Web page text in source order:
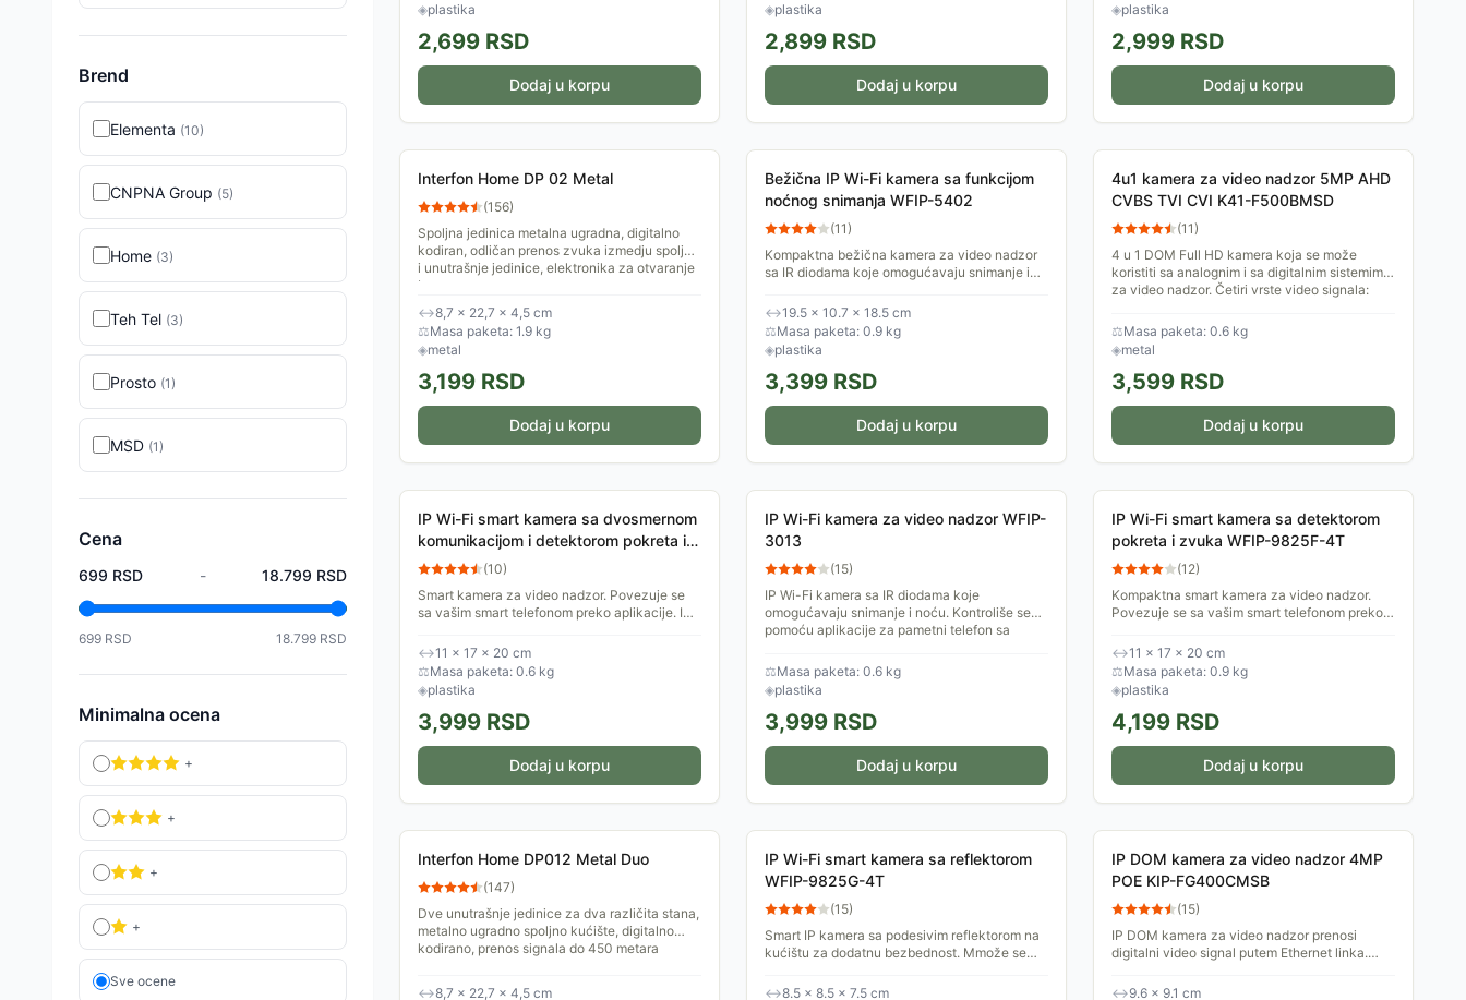
Brend
Elementa (10)
CNPNA Group (5)
Home (3)
Teh Tel (3)
Prosto (1)
MSD (1)
Cena
699 RSD - 18.799 RSD
699 RSD 18.799 RSD
Minimalna ocena
+
+
+
+
Sve ocene
◈plastika
2,699 RSD
Dodaj u korpu
◈plastika
2,899 RSD
Dodaj u korpu
◈plastika
2,999 RSD
Dodaj u korpu
Interfon Home DP 02 Metal
(156)
Spoljna jedinica metalna ugradna, digitalno
kodiran, odličan prenos zvuka izmedju spoljne
i unutrašnje jedinice, elektronika za otvaranje
bez...
↔8,7 × 22,7 × 4,5 cm
⚖Masa paketa: 1.9 kg
◈metal
3,199 RSD
Dodaj u korpu
Bežična IP Wi-Fi kamera sa funkcijom
noćnog snimanja WFIP-5402
(11)
Kompaktna bežična kamera za video nadzor
sa IR diodama koje omogućavaju snimanje i
mikrofonu i zvučniku možete...
↔19.5 × 10.7 × 18.5 cm
⚖Masa paketa: 0.9 kg
◈plastika
3,399 RSD
Dodaj u korpu
4u1 kamera za video nadzor 5MP AHD
CVBS TVI CVI K41-F500BMSD
(11)
4 u 1 DOM Full HD kamera koja se može
koristiti sa analognim i sa digitalnim sistemima
za video nadzor. Četiri vrste video signala:
⚖Masa paketa: 0.6 kg
◈metal
3,599 RSD
Dodaj u korpu
IP Wi-Fi smart kamera sa dvosmernom
komunikacijom i detektorom pokreta i
zvuka WFIP-9825D-4T
(10)
Smart kamera za video nadzor. Povezuje se
sa vašim smart telefonom preko aplikacije. Ima
noćnog rada i...
↔11 × 17 × 20 cm
⚖Masa paketa: 0.6 kg
◈plastika
3,999 RSD
Dodaj u korpu
IP Wi-Fi kamera za video nadzor WFIP-
3013
(15)
IP Wi-Fi kamera sa IR diodama koje
omogućavaju snimanje i noću. Kontroliše se
pomoću aplikacije za pametni telefon sa
⚖Masa paketa: 0.6 kg
◈plastika
3,999 RSD
Dodaj u korpu
IP Wi-Fi smart kamera sa detektorom
pokreta i zvuka WFIP-9825F-4T
(12)
Kompaktna smart kamera za video nadzor.
Povezuje se sa vašim smart telefonom preko
diode za režim...
↔11 × 17 × 20 cm
⚖Masa paketa: 0.9 kg
◈plastika
4,199 RSD
Dodaj u korpu
Interfon Home DP012 Metal Duo
(147)
Dve unutrašnje jedinice za dva različita stana,
metalno ugradno spoljno kućište, digitalno
kodirano, prenos signala do 450 metara
↔8,7 × 22,7 × 4,5 cm
IP Wi-Fi smart kamera sa reflektorom
WFIP-9825G-4T
(15)
Smart IP kamera sa podesivim reflektorom na
kućištu za dodatnu bezbednost. Mmože se
kada detektuje...
↔8.5 × 8.5 × 7.5 cm
IP DOM kamera za video nadzor 4MP
POE KIP-FG400CMSB
(15)
IP DOM kamera za video nadzor prenosi
digitalni video signal putem Ethernet linka.
rezolucije. Podrška za...
↔9.6 × 9.1 cm